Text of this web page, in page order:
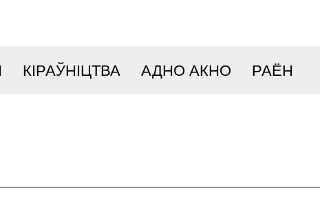
КІРАЎНІЦТВА АДНО АКНО РАЁН